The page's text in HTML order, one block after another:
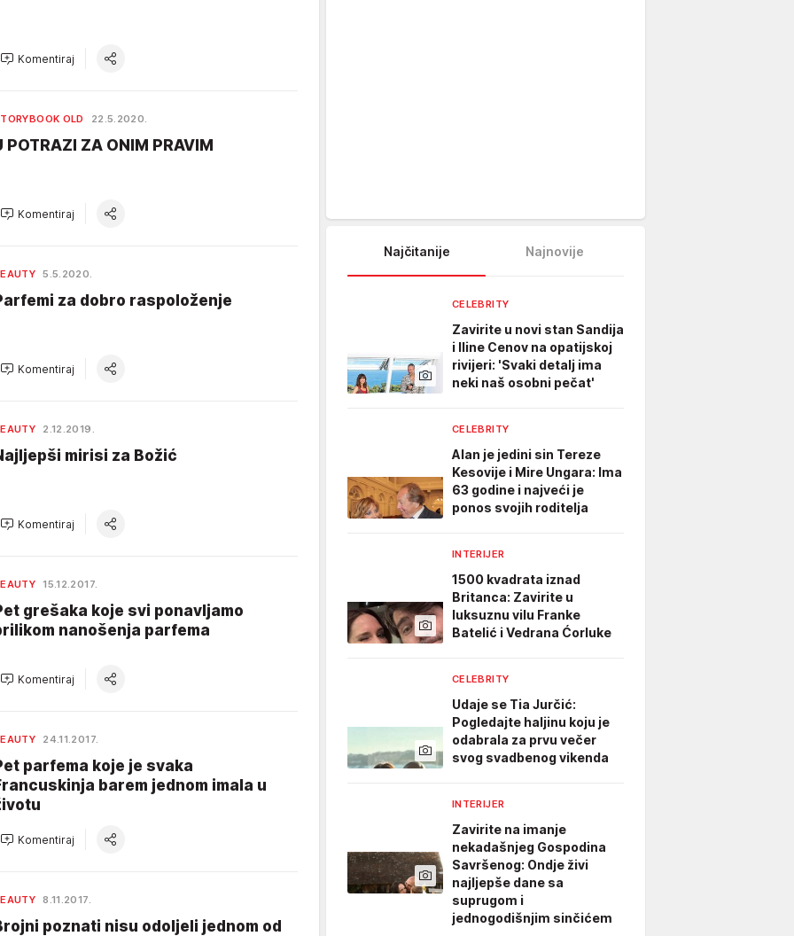
Komentiraj
OLD 22.5.2020.
POTRAZI ZA ONIM PRAVIM
Komentiraj
5.5.2020.
za dobro raspoloženje
Komentiraj
2.12.2019.
mirisi za Božić
Komentiraj
15.12.2017.
grešaka koje svi ponavljamo
nanošenja parfema
Komentiraj
24.11.2017.
parfema koje je svaka
barem jednom imala u
Komentiraj
8.11.2017.
poznati nisu odoljeli jednom od
Najčitanije Najnovije
CELEBRITY
Zavirite u novi stan Sandija
i Iline Cenov na opatijskoj
rivijeri: 'Svaki detalj ima
neki naš osobni pečat'
CELEBRITY
Alan je jedini sin Tereze
Kesovije i Mire Ungara: Ima
63 godine i najveći je
ponos svojih roditelja
INTERIJER
1500 kvadrata iznad
Britanca: Zavirite u
luksuznu vilu Franke
Batelić i Vedrana Ćorluke
CELEBRITY
Udaje se Tia Jurčić:
Pogledajte haljinu koju je
odabrala za prvu večer
svog svadbenog vikenda
INTERIJER
Zavirite na imanje
nekadašnjeg Gospodina
Savršenog: Ondje živi
najljepše dane sa
suprugom i
jednogodišnjim sinčićem